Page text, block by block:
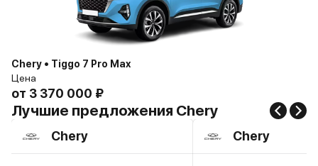
Chery • Tiggo 7 Pro Max
Цена
от 3 370 000 ₽
Лучшие предложения Chery
Chery Chery